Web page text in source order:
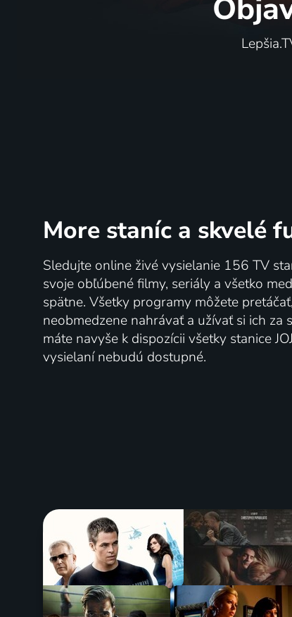
More staníc a skvelé
Sledujte online živé vysielanie 156 TV
svoje obľúbené filmy, seriály a všetko
spätne. Všetky programy môžete
neobmedzene nahrávať a užívať si ich za
máte navyše k dispozícii všetky stanice
vysielaní nebudú dostupné.